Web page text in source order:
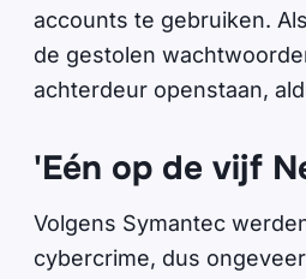
accounts te gebruiken.
de gestolen
achterdeur openstaan,
'Eén op de vijf
Volgens Symantec
cybercrime, dus